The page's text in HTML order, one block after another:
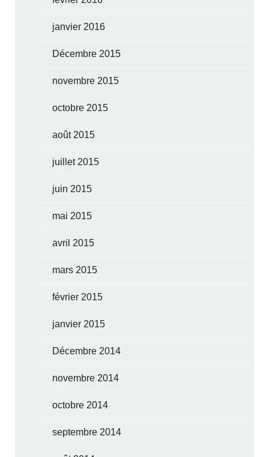
janvier 2016
Décembre 2015
novembre 2015
octobre 2015
août 2015
juillet 2015
juin 2015
mai 2015
avril 2015
mars 2015
février 2015
janvier 2015
Décembre 2014
novembre 2014
octobre 2014
septembre 2014